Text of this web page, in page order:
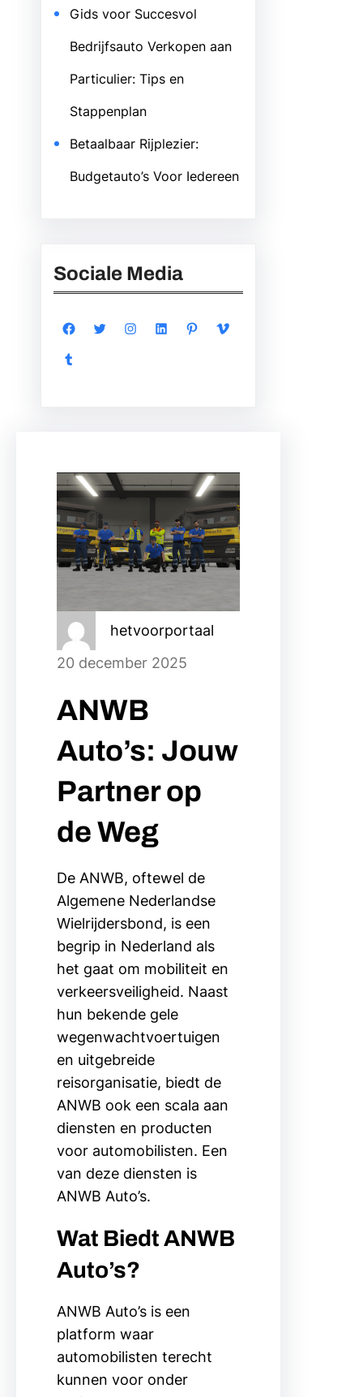
Gids voor Succesvol
Bedrijfsauto Verkopen aan
Particulier: Tips en
Stappenplan
Betaalbaar Rijplezier:
Budgetauto’s Voor Iedereen
Sociale Media
Facebook Twitter Instagram LinkedIn Pinterest
Vimeo
Tumblr
hetvoorportaal
20 december 2025
ANWB
Auto’s: Jouw
Partner op
de Weg
De ANWB, oftewel de
Algemene Nederlandse
Wielrijdersbond, is een
begrip in Nederland als
het gaat om mobiliteit en
verkeersveiligheid. Naast
hun bekende gele
wegenwachtvoertuigen
en uitgebreide
reisorganisatie, biedt de
ANWB ook een scala aan
diensten en producten
voor automobilisten. Een
van deze diensten is
ANWB Auto’s.
Wat Biedt ANWB
Auto’s?
ANWB Auto’s is een
platform waar
automobilisten terecht
kunnen voor onder